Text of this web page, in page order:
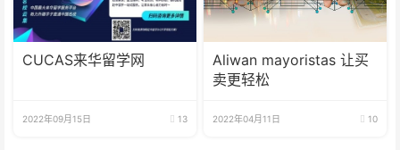
CUCAS来华留学网
2022年09月15日 13
Aliwan mayoristas 让买
卖更轻松
2022年04月11日 10